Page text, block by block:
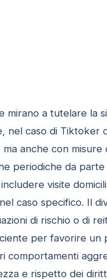
mirano a tutelare la
caso di Tiktoker
anche con
periodiche da
visite
caso specifico. Il
di rischio o di
per favorire un
comportamenti
e rispetto dei